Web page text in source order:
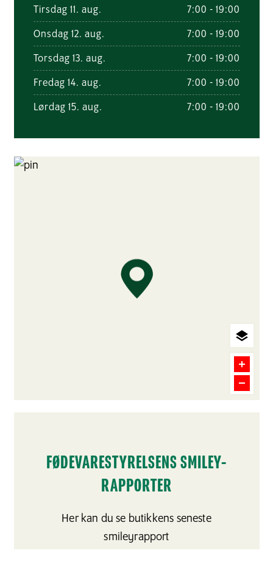
Tirsdag 11. aug. 7:00 - 19:00
Onsdag 12. aug. 7:00 - 19:00
Torsdag 13. aug. 7:00 - 19:00
Fredag 14. aug. 7:00 - 19:00
Lørdag 15. aug. 7:00 - 19:00
FØDEVARESTYRELSENS SMILEY-
RAPPORTER
Her kan du se butikkens seneste
smileyrapport